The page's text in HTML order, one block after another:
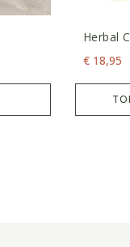
Herbal
€ 18,95